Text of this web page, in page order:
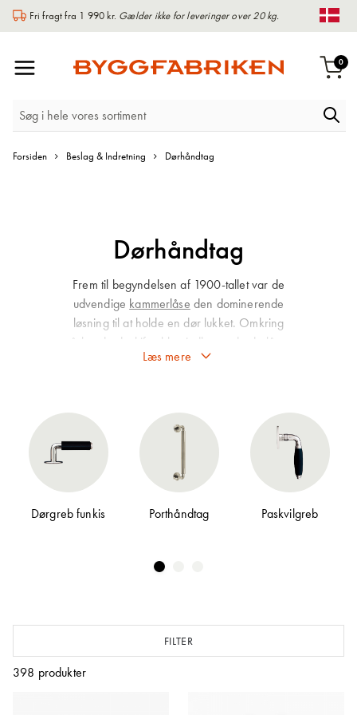
Fri fragt fra 1 990 kr. Gælder ikke for leveringer over 20 kg.
0
Forsiden Beslag & Indretning Dørhåndtag
Dørhåndtag
Frem til begyndelsen af 1900-tallet var de
udvendige kammerlåse den dominerende
løsning til at holde en dør lukket. Omkring
århundredeskiftet blev indbyggede dørlåse
moderne, og til disse var der brug for dørgreb.
varianter af håndtag. Dørhåndtagene fra
1900-tallet er en interessant tidsrejse, der viser
de forskellige stilidealer, som prægede
århundredet.
Helt frem til midten af 1900-tallet var
blev det færdige dørgreb bearbejdet gennem
polering. Metoden til nikkelbelægning var
Dørgreb funkis Porthåndtag Paskvilgreb
FILTER
398 produkter